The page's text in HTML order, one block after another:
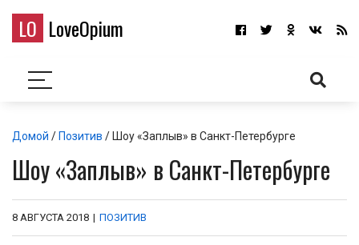
LO LoveOpium
Домой / Позитив / Шоу «Заплыв» в Санкт-Петербурге
Шоу «Заплыв» в Санкт-Петербурге
8 АВГУСТА 2018 | ПОЗИТИВ